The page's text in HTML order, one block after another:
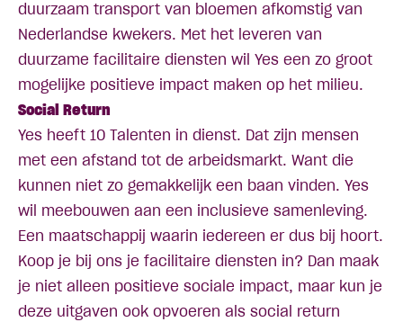
duurzaam transport van bloemen afkomstig van
Nederlandse kwekers. Met het leveren van
duurzame facilitaire diensten wil Yes een zo groot
mogelijke positieve impact maken op het milieu.
Social Return
Yes heeft 10 Talenten in dienst. Dat zijn mensen
met een afstand tot de arbeidsmarkt. Want die
kunnen niet zo gemakkelijk een baan vinden. Yes
wil meebouwen aan een inclusieve samenleving.
Een maatschappij waarin iedereen er dus bij hoort.
Koop je bij ons je facilitaire diensten in? Dan maak
je niet alleen positieve sociale impact, maar kun je
deze uitgaven ook opvoeren als social return